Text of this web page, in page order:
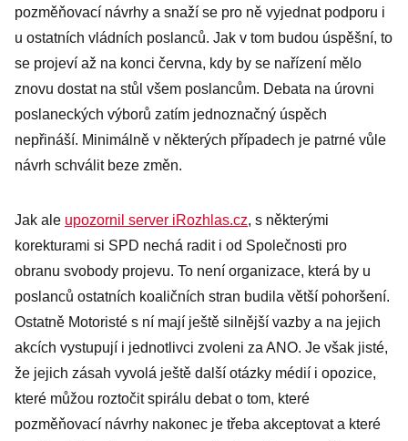
pozměňovací návrhy a snaží se pro ně vyjednat podporu i
u ostatních vládních poslanců. Jak v tom budou úspěšní, to
se projeví až na konci června, kdy by se nařízení mělo
znovu dostat na stůl všem poslancům. Debata na úrovni
poslaneckých výborů zatím jednoznačný úspěch
nepřináší. Minimálně v některých případech je patrné vůle
návrh schválit beze změn.
Jak ale upozornil server iRozhlas.cz, s některými
korekturami si SPD nechá radit i od Společnosti pro
obranu svobody projevu. To není organizace, která by u
poslanců ostatních koaličních stran budila větší pohoršení.
Ostatně Motoristé s ní mají ještě silnější vazby a na jejich
akcích vystupují i jednotlivci zvoleni za ANO. Je však jisté,
že jejich zásah vyvolá ještě další otázky médií i opozice,
které můžou roztočit spirálu debat o tom, které
pozměňovací návrhy nakonec je třeba akceptovat a které